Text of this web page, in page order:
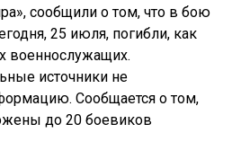
сообщили о том, что в бою
25 июля, погибли, как
военнослужащих.
источники не
Сообщается о том,
до 20 боевиков